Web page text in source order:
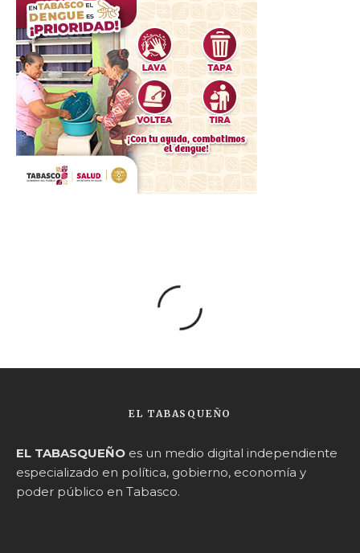
EL TABASQUEÑO
EL TABASQUEÑO es un medio digital independiente
especializado en política, gobierno, economía y
poder público en Tabasco.